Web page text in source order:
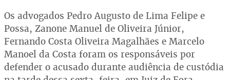
Os advogados Pedro Augusto de Lima Felipe e
Possa, Zanone Manuel de Oliveira Júnior,
Fernando Costa Oliveira Magalhães e Marcelo
Manoel da Costa foram os responsáveis por
defender o acusado durante audiência de custódia